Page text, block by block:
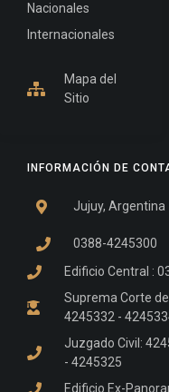
INFORMACIÓN DE
Jujuy, Argentina
0388-4245300
Edificio Central :
Suprema Corte
4245332 -
Juzgado Civil:
- 4245325
Edificio Ex-
Nacionales
Internacionales
Mapa del
Sitio